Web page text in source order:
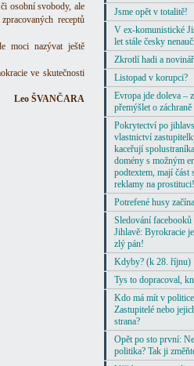
osobní svobody, ale
receptů
moci nazývat ještě
ve skutečnosti
Leo ŠVANČARA
Jsme opět v totalitě!
V ex-komunistické
let stále česky
Zkrotlí hadi a
Listopad v korupci?
Evropa jde doleva –
přemýšlet o
Pokrytectví po
vlastnictví
kaceřují
domény s možným
podtextem, mají část
reklamy na prostituci!
Potrefené husy
Sledování
Jihlavě: Byrokracie
zlý pán!
Kdyby? (k 28. říjnu)
Tys to dopracoval,
Kdo má mít v
Zastupitelé nebo
strana?
Opět po sto první:
politika? Tak ji